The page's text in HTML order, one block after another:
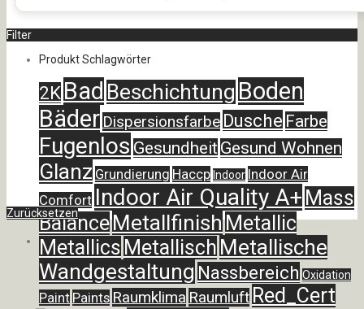
Filter
Produkt Schlagwörter
2KBad Beschichtung Boden
Bäder Dispersionsfarbe Dusche Farbe
Fugenlos Gesundheit Gesund Wohnen
Glanz Grundierung Haccp Indoor Indoor Air
Comfort Indoor Air Quality A+ Mass
BalanceMetallfinish Metallic
Metallics Metallisch Metallische
Wandgestaltung Nassbereich Oxidation
Paint Paints Raumklima Raumluft Red_Cert
Zurücksetzen